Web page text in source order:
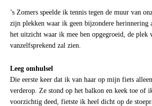
’s Zomers speelde ik tennis tegen de muur van
zijn plekken waar ik geen bijzondere herinnering
het uitzicht waar ik mee ben opgegroeid, de
vanzelfsprekend zal zien.
Leeg omhulsel
Die eerste keer dat ik van haar op mijn fiets
verderop. Ze stond op het balkon en keek toe of
voorzichtig deed, fietste ik heel dicht op de